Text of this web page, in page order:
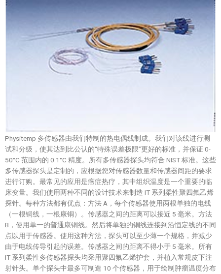
Physitemp 多传感器由我们特制的热电偶线制成。我们对该线进行测
试和分级，使其达到比公认的“特殊误差极限”更好的标准，并保证 0-
50°C 范围内的 0.1°C 精度。所有多传感器探头均符合 NIST 标准。这些
多传感器探头是定制的，应根据您对传感器数量和传感器间距的要求
进行订购。最常见的应用是癌症热疗，其中组织温度是一个重要的临
床变量。我们使用两种不同的设计技术来制造 IT 系列柔性聚四氟乙烯
探针。每种方法都有优点：方法 A，每个传感器使用两根单独的电线
（一根铜线，一根康铜）。传感器之间的距离可以接近 5 毫米。方法
B，使用单一的普通康铜线。然后将单独的铜线连接到沿恒定线的不同
点以用于传感器。使用这种方法，探头可以至少薄一个规格，并减少
由于电线传导引起的误差。传感器之间的距离不得小于 5 毫米。所有
IT 系列柔性多传感器探头均采用聚四氟乙烯护套，并植入常规皮下注
射针头。单个探头中最多可制造 10 个传感器，用于绘制肿瘤温度分布